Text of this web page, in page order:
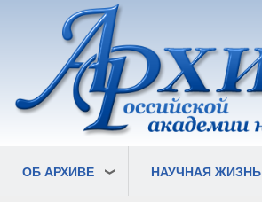
основному
содержанию
ОБ АРХИВЕ НАУЧНАЯ ЖИЗНЬ